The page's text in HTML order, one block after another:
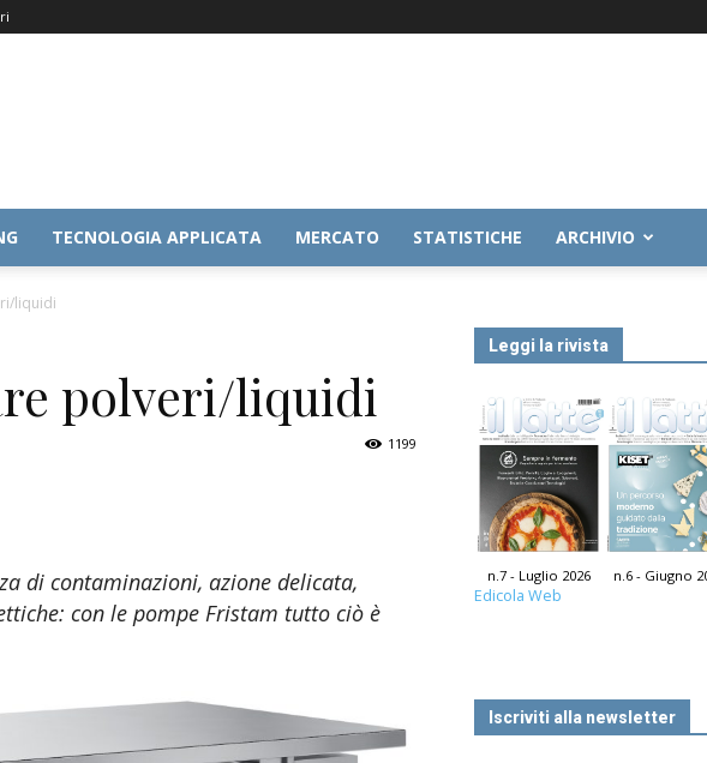
TECNOLOGIA APPLICATA MERCATO STATISTICHE ARCHIVIO
liquidi
polveri/liquidi
1199
di contaminazioni, azione delicata,
con le pompe Fristam tutto ciò è
Leggi la rivista
n.7 - Luglio 2026 n.6 - Giugno
Edicola Web
Iscriviti alla newsletter